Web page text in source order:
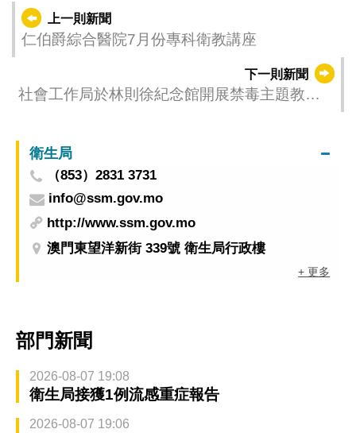
上一則新聞
仁伯爵綜合醫院7月份專科衛教講座
下一則新聞
社會工作局於林則徐紀念館開展禁毒主題教育
衛生局
（853）2831 3731
info@ssm.gov.mo
http://www.ssm.gov.mo
澳門東望洋新街 339號 衛生局行政樓
+ 更多
部門新聞
2026-08-07 19:08
衛生局接獲1例流感重症報告
2026-08-07 19:06